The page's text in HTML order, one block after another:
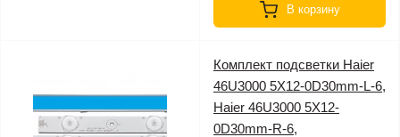
В корзину
Комплект подсветки Haier
46U3000 5X12-0D30mm-L-6,
Haier 46U3000 5X12-
0D30mm-R-6,